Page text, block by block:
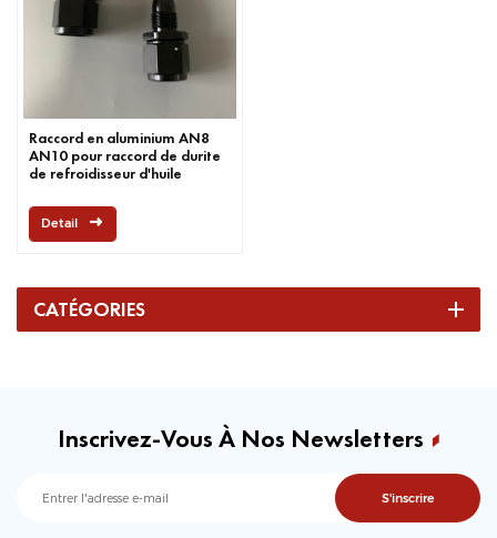
Raccord en aluminium AN8
AN10 pour raccord de durite
de refroidisseur d'huile
Detail
CATÉGORIES
Inscrivez-Vous À Nos Newsletters